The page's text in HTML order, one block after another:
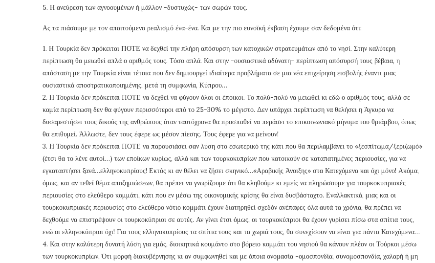
5. Η ανεύρεση των αγνοουμένων ή μάλλον -δυστυχώς- των σωρών τους.
Ας τα πιάσουμε με τον απαιτούμενο ρεαλισμό ένα-ένα. Και με την πιο ευνοϊκή έκβαση έχουμε σαν δεδομένα ότι:
1. Η Τουρκία δεν πρόκειται ΠΟΤΕ να δεχθεί την πλήρη απόσυρση των κατοχικών στρατευμάτων από το νησί. Στην καλύτερη
περίπτωση θα μειωθεί απλά ο αριθμός τους. Τόσο απλά. Και στην -ουσιαστικά αδύνατη- περίπτωση απόσυρσή τους βέβαια, η
απόσταση με την Τουρκία είναι τέτοια που δεν δημιουργεί ιδιαίτερα προβλήματα σε μια νέα επιχείρηση εισβολής έναντι μιας
ουσιαστικά αποστρατικοποιημένης, μετά τη συμφωνία, Κύπρου…
2. Η Τουρκία δεν πρόκειται ΠΟΤΕ να δεχθεί να φύγουν όλοι οι έποικοι. Το πολύ-πολύ να μειωθεί κι εδώ ο αριθμός τους, αλλά σε
καμία περίπτωση δεν θα φύγουν περισσότεροι από το 25-30% το μέγιστο. Δεν υπάρχει περίπτωση να θελήσει η Άγκυρα να
δυσαρεστήσει τους δικούς της ανθρώπους όταν ταυτόχρονα θα προσπαθεί να περάσει το επικοινωνιακό μήνυμα του θριάμβου, όπως
θα επιθυμεί. Άλλωστε, δεν τους έφερε ως μέσον πίεσης. Τους έφερε για να μείνουν!
3. Η Τουρκία δεν πρόκειται ΠΟΤΕ να παρουσιάσει σαν λύση στο εσωτερικό της κάτι που θα περιλαμβάνει το «ξεσπίτωμα/ξεριζωμό»
(έτσι θα το λένε αυτοί…) των εποίκων κυρίως, αλλά και των τουρκοκυπρίων που κατοικούν σε καταπατημένες περιουσίες, για να
εγκαταστήσει ξανά…ελληνοκυπρίους! Εκτός κι αν θέλει να ζήσει σκηνικό…«Αραβικής Άνοιξης» στα Κατεχόμενα και όχι μόνο! Ακόμα,
όμως, και αν τεθεί θέμα αποζημιώσεων, θα πρέπει να γνωρίζουμε ότι θα κληθούμε κι εμείς να πληρώσουμε για τουρκοκυπριακές
περιουσίες στο ελεύθερο κομμάτι, κάτι που εν μέσω της οικονομικής κρίσης θα είναι δυσβάσταχτο. Εναλλακτικά, μιας και οι
τουρκοκυπριακές περιουσίες στο ελεύθερο νότιο κομμάτι έχουν διατηρηθεί σχεδόν ανέπαφες όλα αυτά τα χρόνια, θα πρέπει να
δεχθούμε να επιστρέψουν οι τουρκοκύπριοι σε αυτές. Αν γίνει έτσι όμως, οι τουρκοκύπριοι θα έχουν γυρίσει πίσω στα σπίτια τους,
ενώ οι ελληνοκύπριοι όχι! Για τους ελληνοκυπρίους τα σπίτια τους και τα χωριά τους, θα συνεχίσουν να είναι για πάντα Κατεχόμενα…
4. Και στην καλύτερη δυνατή λύση για εμάς, διοικητικά κουμάντο στο βόρειο κομμάτι του νησιού θα κάνουν πλέον οι Τούρκοι μέσω
των τουρκοκυπρίων. Ότι μορφή διακυβέρνησης κι αν συμφωνηθεί και με όποια ονομασία -ομοσπονδία, συνομοσπονδία, χαλαρή ή μη